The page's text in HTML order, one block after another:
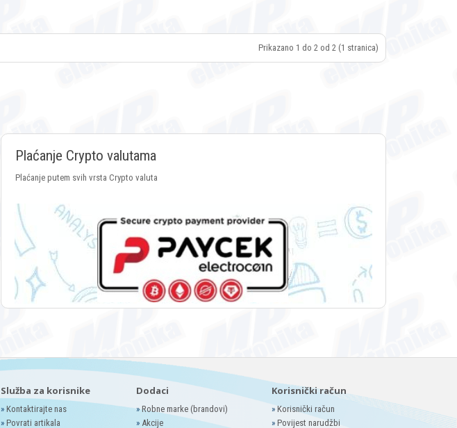
Prikazano 1 do 2 od 2 (1 stranica)
Plaćanje Crypto valutama
Plaćanje putem svih vrsta Crypto valuta
Služba za korisnike
» Kontaktirajte nas
» Povrati artikala
Dodaci
»Robne marke (brandovi)
» Akcije
Korisnički račun
» Korisnički račun
» Povijest narudžbi